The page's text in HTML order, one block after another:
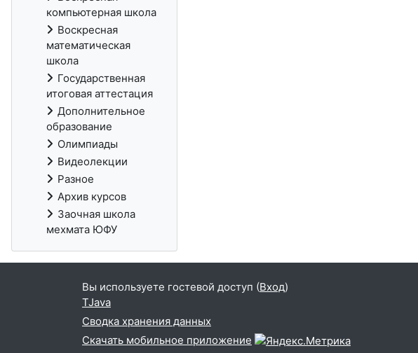
компьютерная школа
Воскресная
математическая
школа
Государственная
итоговая аттестация
Дополнительное
образование
Олимпиады
Видеолекции
Разное
Архив курсов
Заочная школа
мехмата ЮФУ
Вы используете гостевой доступ (Вход)
TJava
Сводка хранения данных
Скачать мобильное приложение